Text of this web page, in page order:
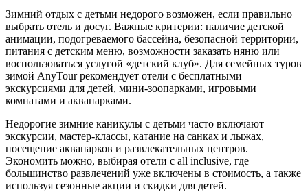
Зимний отдых с детьми недорого возможен, если правильно
выбрать отель и досуг. Важные критерии: наличие детской
анимации, подогреваемого бассейна, безопасной территории,
питания с детским меню, возможности заказать няню или
воспользоваться услугой «детский клуб». Для семейных туров
зимой AnyTour рекомендует отели с бесплатными
экскурсиями для детей, мини-зоопарками, игровыми
комнатами и аквапарками.
Недорогие зимние каникулы с детьми часто включают
экскурсии, мастер-классы, катание на санках и лыжах,
посещение аквапарков и развлекательных центров.
Экономить можно, выбирая отели с all inclusive, где
большинство развлечений уже включены в стоимость, а также
используя сезонные акции и скидки для детей.